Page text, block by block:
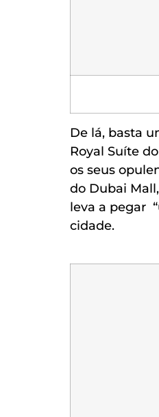
De lá, basta
Royal Suíte
os seus
do Dubai
leva a pegar
cidade.